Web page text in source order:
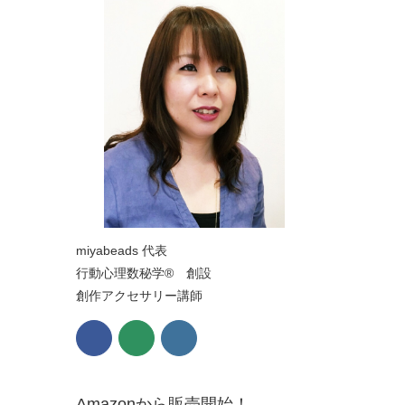
miyabeads 代表
行動心理数秘学® 創設
創作アクセサリー講師